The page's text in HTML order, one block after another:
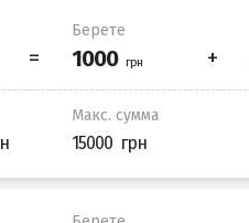
Берете
Макс. сумма
15000